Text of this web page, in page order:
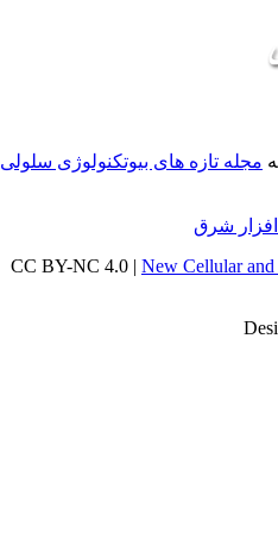
بیوتکنولوژی سلولی